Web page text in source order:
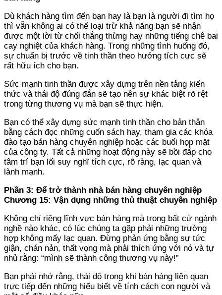
Dù khách hàng tìm đến bạn hay là bạn là người đi tìm họ
thì vẫn không ai có thể loại trừ khả năng bạn sẽ nhận
được một lời từ chối thẳng thừng hay những tiếng chê bai
cay nghiệt của khách hàng. Trong những tình huống đó,
sự chuẩn bị trước về tinh thần theo hướng tích cực sẽ
rất hữu ích cho bạn.
Sức mạnh tinh thần được xây dựng trên nền tảng kiến
thức và thái độ đúng đắn sẽ tạo nên sự khác biệt rõ rệt
trong từng thương vụ mà bạn sẽ thực hiện.
Bạn có thể xây dựng sức mạnh tinh thần cho bản thân
bằng cách đọc những cuốn sách hay, tham gia các khóa
đào tạo bán hàng chuyên nghiệp hoặc các buổi họp mặt
của công ty. Tất cả những hoạt động này sẽ bồi đắp cho
tâm trí bạn lối suy nghĩ tích cực, rõ ràng, lạc quan và
lành mạnh.
Phần 3: Để trở thành nhà bán hàng chuyên nghiệp
Chương 15: Vận dụng những thủ thuật chuyên nghiệp
Không chỉ riêng lĩnh vực bán hàng mà trong bất cứ ngành
nghề nào khác, có lúc chúng ta gặp phải những trường
hợp không mấy lạc quan. Đừng phản ứng bằng sự tức
giận, chán nản, thất vọng mà phải thích ứng với nó và tự
nhủ rằng: “mình sẽ thành công thương vụ này!”
Bạn phải nhớ rằng, thái độ trong khi bán hàng liên quan
trực tiếp đến những hiểu biết về tính cách con người và